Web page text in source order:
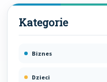
Biznes
Dzieci